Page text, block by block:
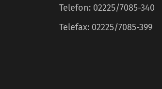
Telefon: 02225/7085-340
Telefax: 02225/7085-399